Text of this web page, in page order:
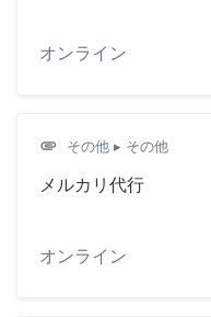
オンライン
attachment その他 ▸ その他
メルカリ代行
オンライン